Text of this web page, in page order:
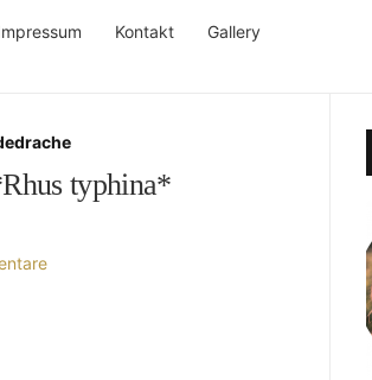
Kontakt
Gallery
typhina*